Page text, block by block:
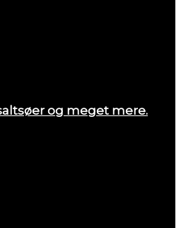
og meget mere.